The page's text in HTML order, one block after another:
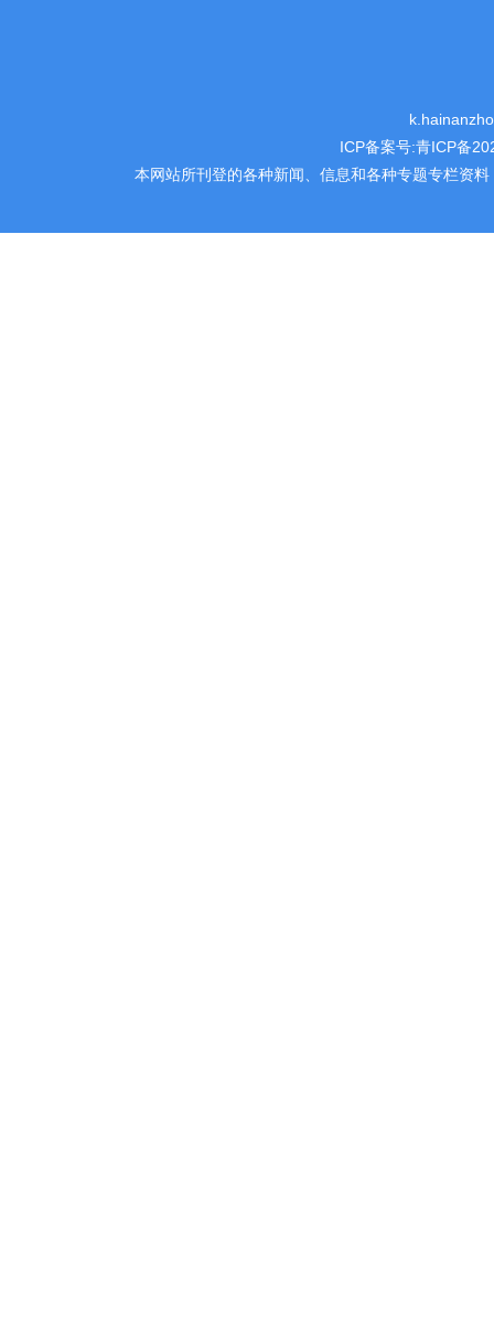
ICP备案号:青ICP备
本网站所刊登的各种新闻、信息和各种专题专栏资